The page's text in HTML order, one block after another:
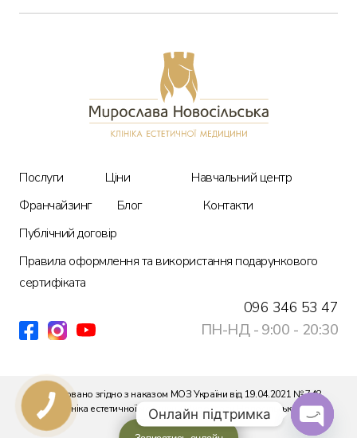
Блог
Контакти
096 346 53 47
Послуги Ціни
Навчальний центр
Франчайзинг
Блог
Контакти
Публічний договір
Правила оформлення та використання подарункового
сертифіката
096 346 53 47
ПН-НД - 9:00 - 20:30
Ліцензовано згідно з наказом МОЗ України від 19.04.2021 № 748
Клініка естетичної медицини Мирослави Новосільської
Карта сайту
Онлайн підтримка